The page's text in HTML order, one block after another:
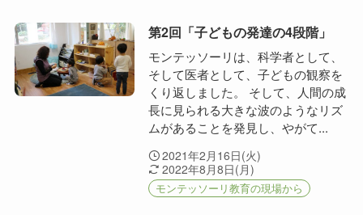
第2回「子どもの発達の4段階」
モンテッソーリは、科学者として、
そして医者として、子どもの観察を
くり返しました。 そして、人間の成
長に見られる大きな波のようなリズ
ムがあることを発見し、やがて...
2021年2月16日(火)
2022年8月8日(月)
モンテッソーリ教育の現場から